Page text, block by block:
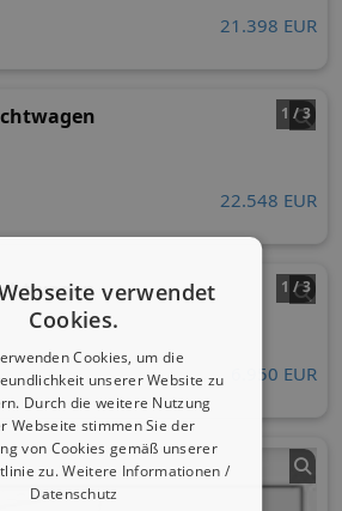
21.398 EUR
1 / 3
22.548 EUR
1 / 3
6.950 EUR
verwendet
Cookies.
Cookies, um die
unserer Website zu
Durch die weitere Nutzung
Webseite stimmen Sie der
von Cookies gemäß unserer
zu.Weitere Informationen /
Datenschutz